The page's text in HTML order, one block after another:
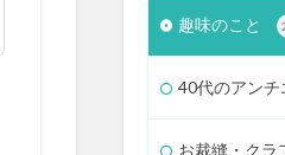
趣味のこと
40代のアンチ
お裁縫・クラ